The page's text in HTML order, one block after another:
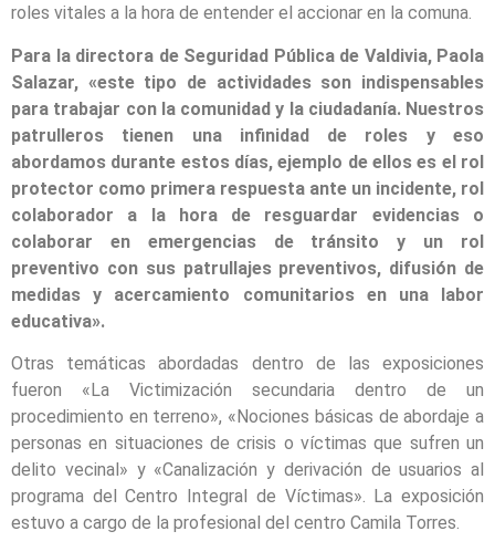
roles vitales a la hora de entender el accionar en la comuna.
Para la directora de Seguridad Pública de Valdivia, Paola
Salazar, «este tipo de actividades son indispensables
para trabajar con la comunidad y la ciudadanía. Nuestros
patrulleros tienen una infinidad de roles y eso
abordamos durante estos días, ejemplo de ellos es el rol
protector como primera respuesta ante un incidente, rol
colaborador a la hora de resguardar evidencias o
colaborar en emergencias de tránsito y un rol
preventivo con sus patrullajes preventivos, difusión de
medidas y acercamiento comunitarios en una labor
educativa».
Otras temáticas abordadas dentro de las exposiciones
fueron «La Victimización secundaria dentro de un
procedimiento en terreno», «Nociones básicas de abordaje a
personas en situaciones de crisis o víctimas que sufren un
delito vecinal» y «Canalización y derivación de usuarios al
programa del Centro Integral de Víctimas». La exposición
estuvo a cargo de la profesional del centro Camila Torres.